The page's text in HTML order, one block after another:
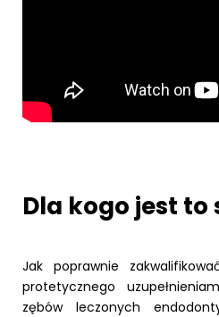
Dla kogo jest to
Jak poprawnie
protetycznego
zębów leczonych